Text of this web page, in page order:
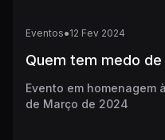
Eventos●12 Fev 2024
Quem tem medo
Evento em homenagem
de Março de 2024